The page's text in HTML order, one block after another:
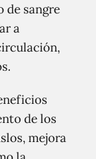
de sangre
a
de los
mejora